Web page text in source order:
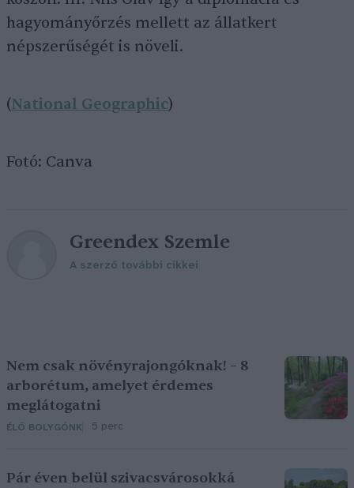
hagyományőrzés mellett az állatkert
népszerűségét is növeli.
(National Geographic)
Fotó: Canva
Greendex Szemle
A szerző további cikkei
Nem csak növényrajongóknak! – 8
arborétum, amelyet érdemes
meglátogatni
ÉLŐ BOLYGÓNK 5 perc
Pár éven belül szivacsvárosokká